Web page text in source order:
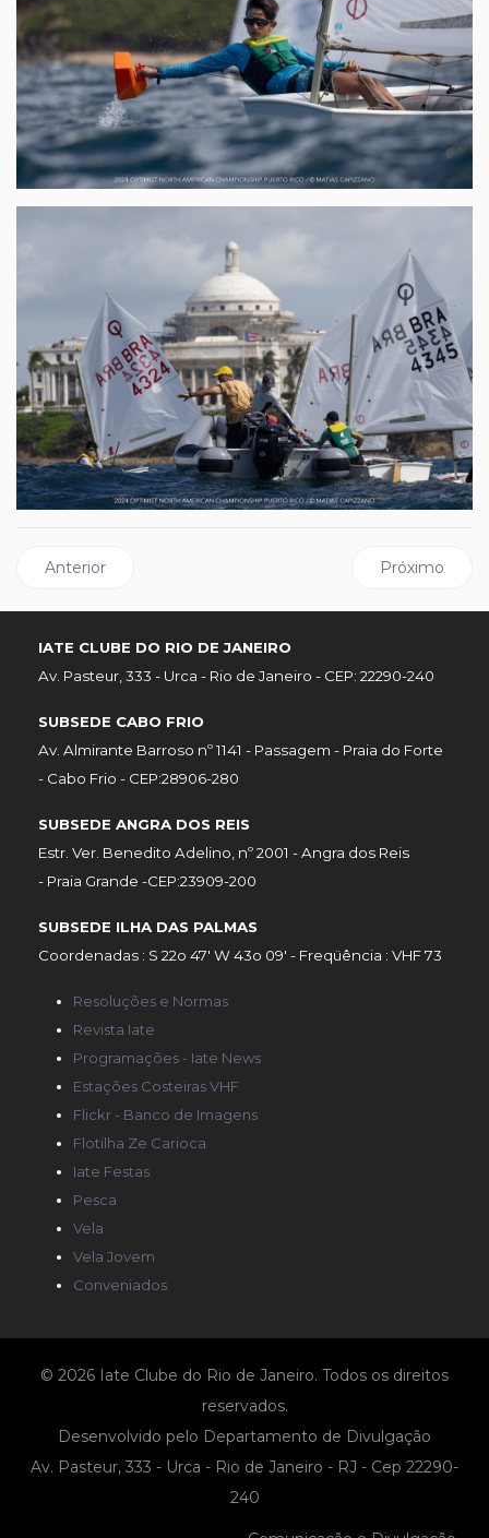
Artigo anterior: Classe Optimist disputa 37ª Semana
Anterior Próximo
Próximo
IATE CLUBE DO RIO DE JANEIRO
Av. Pasteur, 333 - Urca - Rio de Janeiro - CEP: 22290-240
SUBSEDE CABO FRIO
Av. Almirante Barroso nº 1141 - Passagem - Praia do Forte
- Cabo Frio - CEP:28906-280
SUBSEDE ANGRA DOS REIS
Estr. Ver. Benedito Adelino, nº 2001 - Angra dos Reis
- Praia Grande -CEP:23909-200
SUBSEDE ILHA DAS PALMAS
Coordenadas : S 22o 47' W 43o 09' - Freqüência : VHF 73
Resoluções e Normas
Revista Iate
Programações - Iate News
Estações Costeiras VHF
Flickr - Banco de Imagens
Flotilha Ze Carioca
Iate Festas
Pesca
Vela
Vela Jovem
Conveniados
© 2026 Iate Clube do Rio de Janeiro. Todos os direitos
reservados.
Desenvolvido pelo Departamento de Divulgação
Av. Pasteur, 333 - Urca - Rio de Janeiro - RJ - Cep 22290-
240